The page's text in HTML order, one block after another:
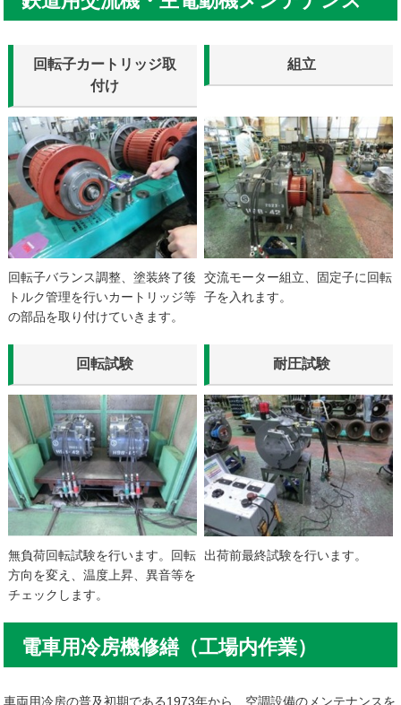
回転子カートリッジ取
付け
回転子バランス調整、塗装終了後
トルク管理を行いカートリッジ等
の部品を取り付けていきます。
組立
交流モーター組立、固定子に回転
子を入れます。
回転試験
無負荷回転試験を行います。回転
方向を変え、温度上昇、異音等を
チェックします。
耐圧試験
出荷前最終試験を行います。
電車用冷房機修繕（工場内作業）
車両用冷房の普及初期である1973年から、空調設備のメンテナンスを